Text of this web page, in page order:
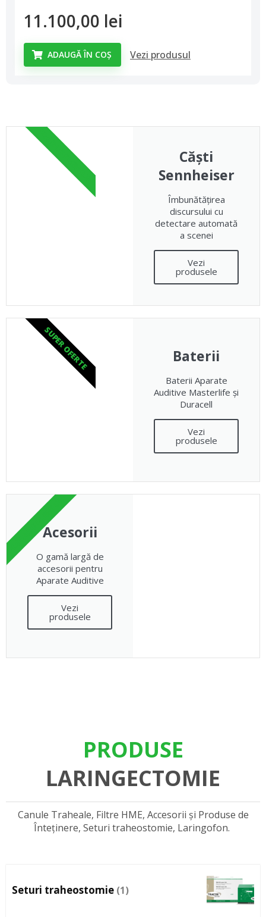
11.100,00 lei
ADAUGĂ ÎN COȘ Vezi produsul
Căști
Sennheiser
Îmbunătățirea
discursului cu
detectare automată
a scenei
Vezi
produsele
PRODUS PREMIUM
Baterii
Baterii Aparate
Auditive Masterlife și
Duracell
Vezi
produsele
SUPER OFERTE
Acesorii
O gamă largă de
accesorii pentru
Aparate Auditive
Vezi
produsele
PRODUSE PREMIUM
PRODUSE
LARINGECTOMIE
Canule Traheale, Filtre HME, Accesorii și Produse de
Înteținere, Seturi traheostomie, Laringofon.
Seturi traheostomie (1)